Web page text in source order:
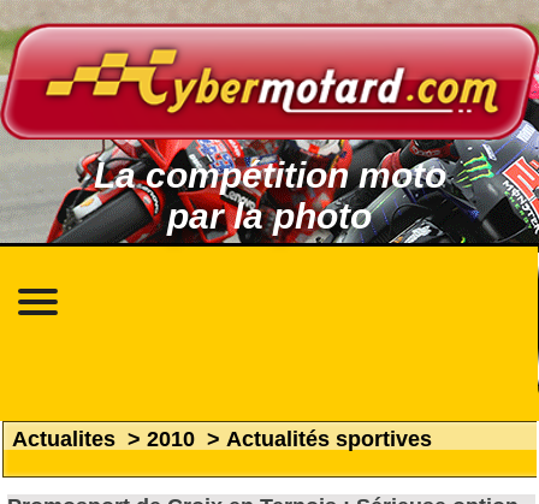
La compétition moto
par la photo
Actualites > 2010 > Actualités sportives